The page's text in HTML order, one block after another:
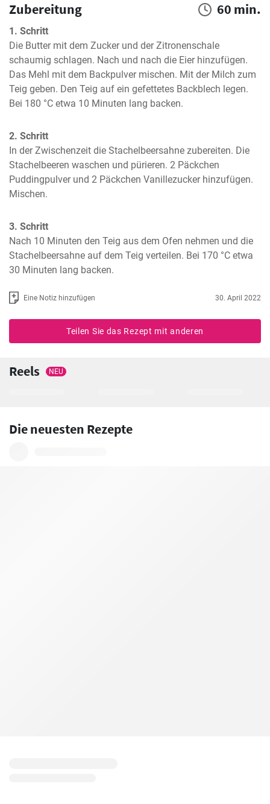
Zubereitung 60 min.
1. Schritt
Die Butter mit dem Zucker und der Zitronenschale
schaumig schlagen. Nach und nach die Eier hinzufügen.
Das Mehl mit dem Backpulver mischen. Mit der Milch zum
Teig geben. Den Teig auf ein gefettetes Backblech legen.
Bei 180 °C etwa 10 Minuten lang backen.
2. Schritt
In der Zwischenzeit die Stachelbeersahne zubereiten. Die
Stachelbeeren waschen und pürieren. 2 Päckchen
Puddingpulver und 2 Päckchen Vanillezucker hinzufügen.
Mischen.
3. Schritt
Nach 10 Minuten den Teig aus dem Ofen nehmen und die
Stachelbeersahne auf dem Teig verteilen. Bei 170 °C etwa
30 Minuten lang backen.
Eine Notiz hinzufügen 30. April 2022
Teilen Sie das Rezept mit anderen
Reels NEU
Die neuesten Rezepte